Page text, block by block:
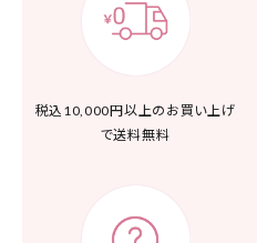
税込10,000円以上の お買い上げ
で送料無料